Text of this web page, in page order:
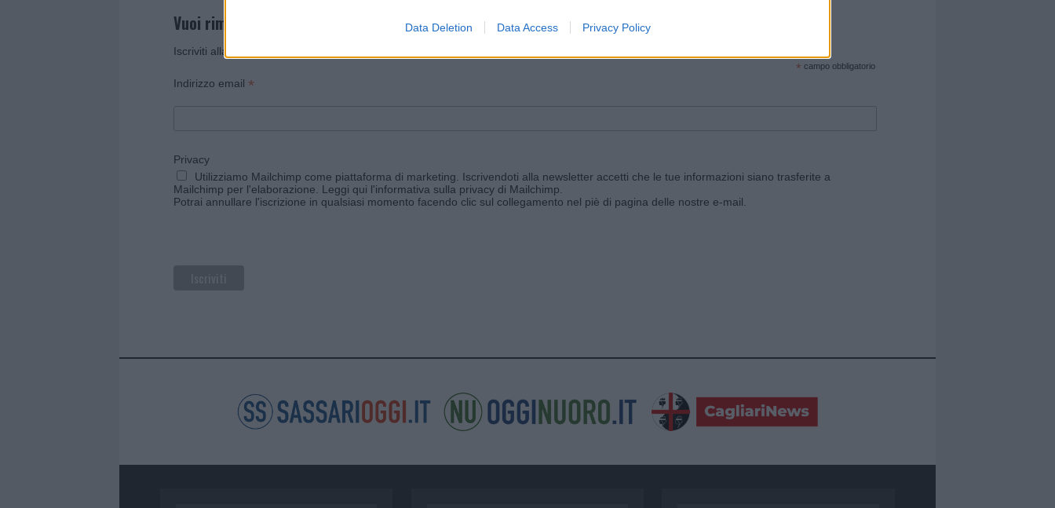
Data Deletion Data Access Privacy Policy
Vuoi rimanere sempre aggiornato?
Iscriviti alla newsletter di Gallura Oggi e ricevi le nostre email periodiche contenenti le ultime notizie pubblicate sul sito web!
* campo obbligatorio
Indirizzo email *
Privacy
Utilizziamo Mailchimp come piattaforma di marketing. Iscrivendoti alla newsletter accetti che le tue informazioni siano trasferite a
Mailchimp per l'elaborazione. Leggi qui l'informativa sulla privacy di Mailchimp
Potrai annullare l'iscrizione in qualsiasi momento facendo clic sul collegamento nel piè di pagina delle nostre e-mail.